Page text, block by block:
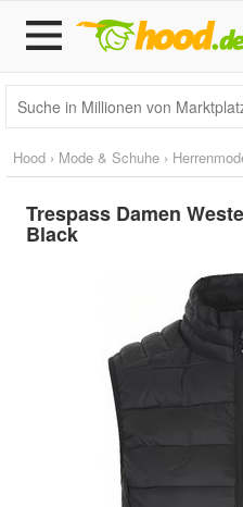
Hood › Mode & Schuhe ›
Trespass Damen
Black